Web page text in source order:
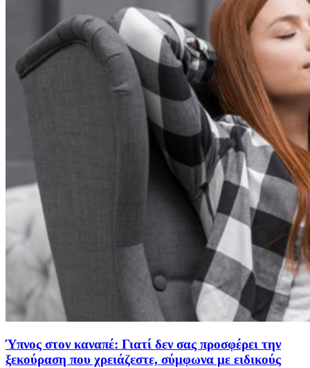
Ύπνος στον καναπέ: Γιατί δεν σας προσφέρει την
ξεκούραση που χρειάζεστε, σύμφωνα με ειδικούς